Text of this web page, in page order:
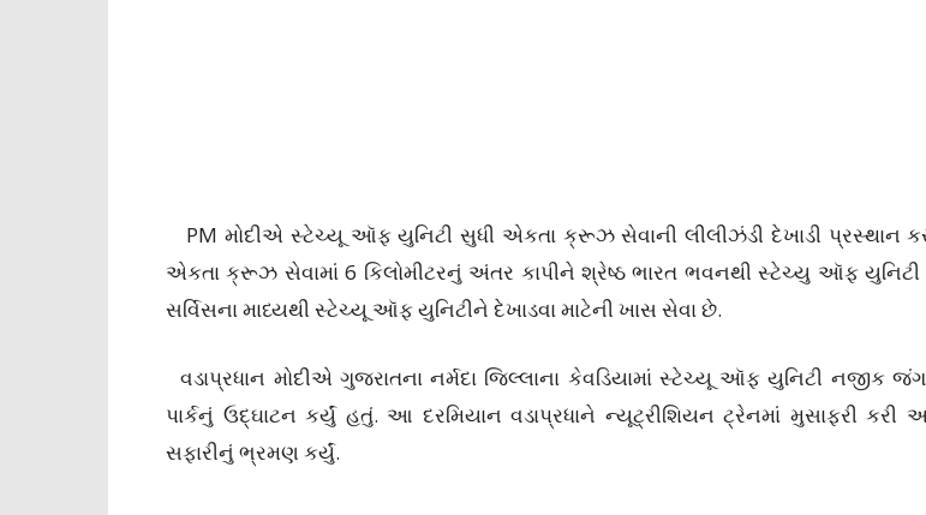
PM મોદીએ સ્ટેચ્યૂ ઑફ યુનિટી સુધી એકતા ક્રૂઝ સેવાની લીલીઝંડી દેખાડી પ્રસ્થાન
એકતા ક્રૂઝ સેવામાં 6 કિલોમીટરનું અંતર કાપીને શ્રેષ્ઠ ભારત ભવનથી સ્ટેચ્યુ ઑફ યુનિટી
સર્વિસના માધ્યથી સ્ટેચ્યૂ ઑફ યુનિટીને દેખાડવા માટેની ખાસ સેવા છે.
વડાપ્રધાન મોદીએ ગુજરાતના નર્મદા જિલ્લાના કેવડિયામાં સ્ટેચ્યૂ ઑફ યુનિટી નજીક
પાર્કનું ઉદ્ઘાટન કર્યું હતું. આ દરમિયાન વડાપ્રધાને ન્યૂટ્રીશિયન ટ્રેનમાં મુસાફરી
સફારીનું ભ્રમણ કર્યું.